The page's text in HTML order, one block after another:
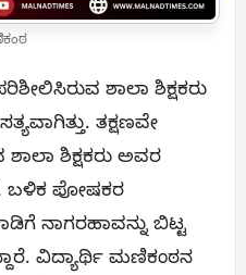
ಶಾಲಾ ಶಿಕ್ಷಕರು
ತಕ್ಷಣವೇ
ಶಿಕ್ಷಕರು ಅವರ
ಬಳಿಕ ಪೋಷಕರ
ನಾಗರಹಾವನ್ನು ಬಿಟ್ಟ
ವಿದ್ಯಾರ್ಥಿ ಮಣಿಕಂಠನ